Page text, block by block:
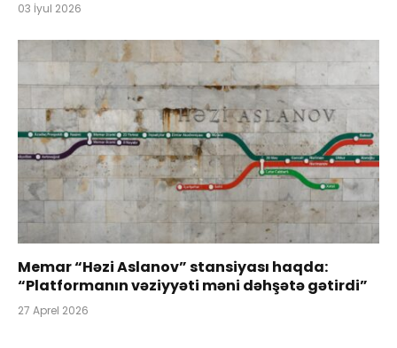
03 İyul 2026
Memar “Həzi Aslanov” stansiyası haqda:
“Platformanın vəziyyəti məni dəhşətə gətirdi”
27 Aprel 2026